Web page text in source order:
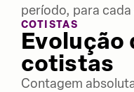
período, para
COTISTAS
Evolução
cotistas
Contagem